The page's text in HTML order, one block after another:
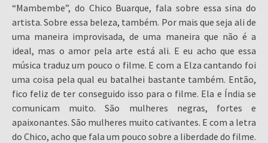
“Mambembe”, do Chico Buarque, fala sobre essa sina do
artista. Sobre essa beleza, também. Por mais que seja ali de
uma maneira improvisada, de uma maneira que não é a
ideal, mas o amor pela arte está ali. E eu acho que essa
música traduz um pouco o filme. E com a Elza cantando foi
uma coisa pela qual eu batalhei bastante também. Então,
fico feliz de ter conseguido isso para o filme. Ela e Índia se
comunicam muito. São mulheres negras, fortes e
apaixonantes. São mulheres muito cativantes. E com a letra
do Chico, acho que fala um pouco sobre a liberdade do filme.